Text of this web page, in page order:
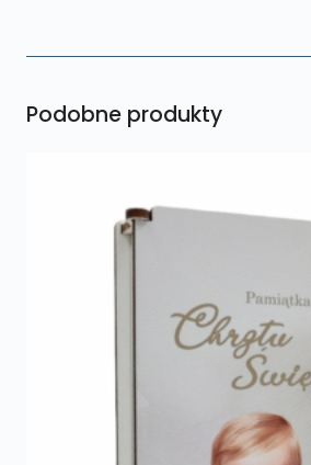
Podobne produkty